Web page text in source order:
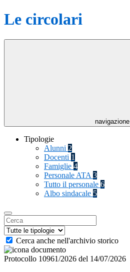
Le circolari
navigazione
Tipologie
Alunni 2
Docenti 1
Famiglie 4
Personale ATA 3
Tutto il personale 6
Albo sindacale 5
Cerca anche nell'archivio storico
Protocollo 10961/2026 del 14/07/2026